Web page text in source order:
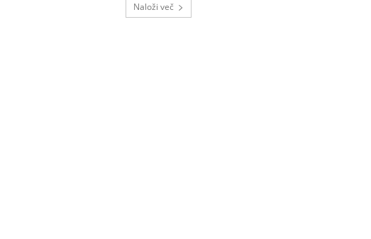
Naloži več